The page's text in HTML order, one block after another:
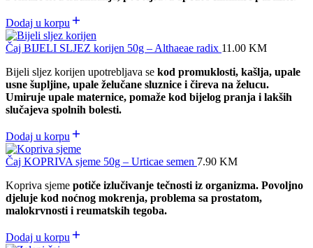
Dodaj u korpu
Čaj BIJELI SLJEZ korijen 50g – Althaeae radix 11.00 KM
Bijeli sljez korijen upotrebljava se kod promuklosti, kašlja, upale
usne šupljine, upale želučane sluznice i čireva na želucu.
Umiruje upale maternice, pomaže kod bijelog pranja i lakših
slučajeva spolnih bolesti.
Dodaj u korpu
Čaj KOPRIVA sjeme 50g – Urticae semen 7.90 KM
Kopriva sjeme potiče izlučivanje tečnosti iz organizma. Povoljno
djeluje kod noćnog mokrenja, problema sa prostatom,
malokrvnosti i reumatskih tegoba.
Dodaj u korpu